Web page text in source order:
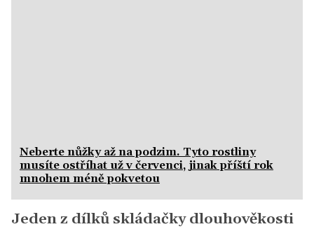
Neberte nůžky až na podzim. Tyto rostliny
musíte ostříhat už v červenci, jinak příští rok
mnohem méně pokvetou
Jeden z dílků skládačky dlouhověkosti